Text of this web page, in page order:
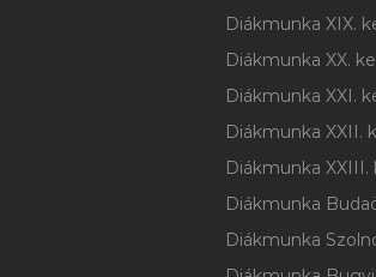
Diákmunka XIX.
Diákmunka XX.
Diákmunka XXI.
Diákmunka XXII.
Diákmunka XXIII.
Diákmunka
Diákmunka